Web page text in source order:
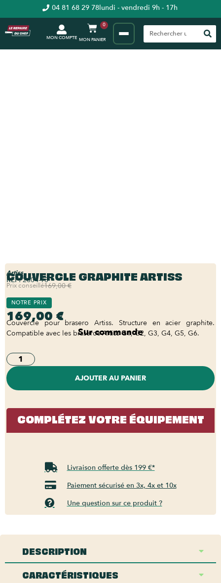
04 81 68 29 78lundi - vendredi 9h - 17h
MON COMPTE
0
Artiss
COUVERCLE GRAPHITE ARTISS
REF:2604-93
Prix conseillé169,00 €
NOTRE PRIX
169,00 €
Couvercle pour brasero Artiss. Structure en acier graphite.
Compatible avec les braseros Artiss G1, G2, G3, G4, G5, G6.
Sur commande
AJOUTER AU PANIER
COMPLÉTEZ VOTRE ÉQUIPEMENT
Livraison offerte dès 199 €*
Paiement sécurisé en 3x, 4x et 10x
Une question sur ce produit ?
DESCRIPTION
CARACTÉRISTIQUES